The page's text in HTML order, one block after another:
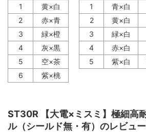
1
黄×白
2
赤×青
3
緑×橙
4
灰×黒
5
空×茶
6
紫×桃
1
青×白
2
黄×白
3
緑×白
4
赤×白
5
紫×白
ST30R 【大電×ミスミ】極細高
ル（シールド無・有）のレビュー